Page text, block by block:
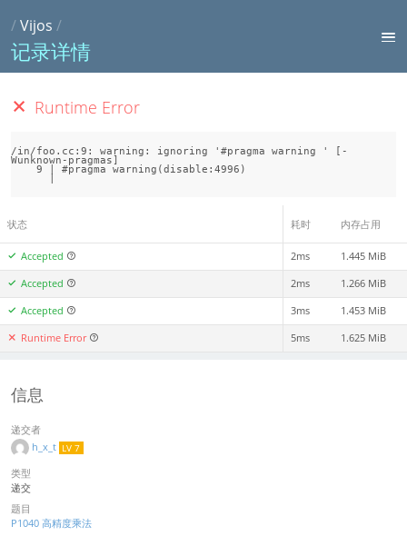
/Vijos /
记录详情
Runtime Error
/in/foo.cc:9: warning: ignoring '#pragma warning ' [-
Wunknown-pragmas]
    9 | #pragma warning(disable:4996)
状态 耗时 内存占用
Accepted 2ms 1.445 MiB
Accepted 2ms 1.266 MiB
Accepted 3ms 1.453 MiB
Runtime Error 5ms 1.625 MiB
信息
递交者
h_x_t LV 7
类型
递交
题目
P1040 高精度乘法